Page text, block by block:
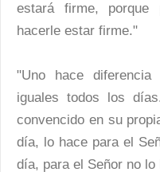
estará firme,
hacerle estar firme."
"Uno hace
iguales todos los
convencido en su
día, lo hace para el
día, para el Señor no lo